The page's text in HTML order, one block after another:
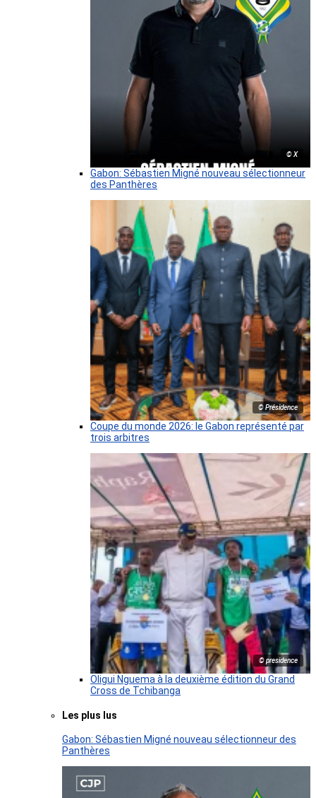
© X
Gabon: Sébastien Migné nouveau sélectionneur
des Panthères
© Présidence
Coupe du monde 2026: le Gabon représenté par
trois arbitres
© presidence
Oligui Nguema à la deuxième édition du Grand
Cross de Tchibanga
Les plus lus
Gabon: Sébastien Migné nouveau sélectionneur des
Panthères